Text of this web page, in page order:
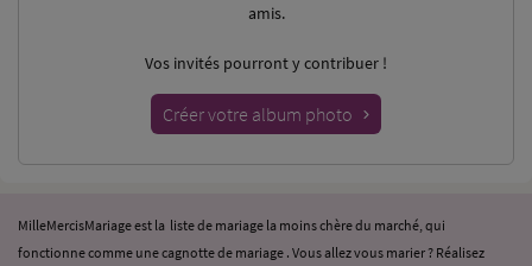
amis.
Vos invités pourront y contribuer !
Créer votre album photo
MilleMercisMariage est la liste de mariage la moins chère du marché, qui
fonctionne comme une cagnotte de mariage . Vous allez vous marier ? Réalisez